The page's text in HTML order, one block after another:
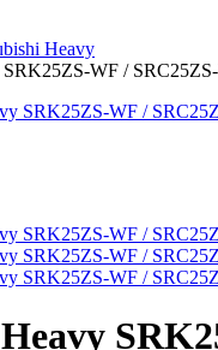
Heavy
WF /